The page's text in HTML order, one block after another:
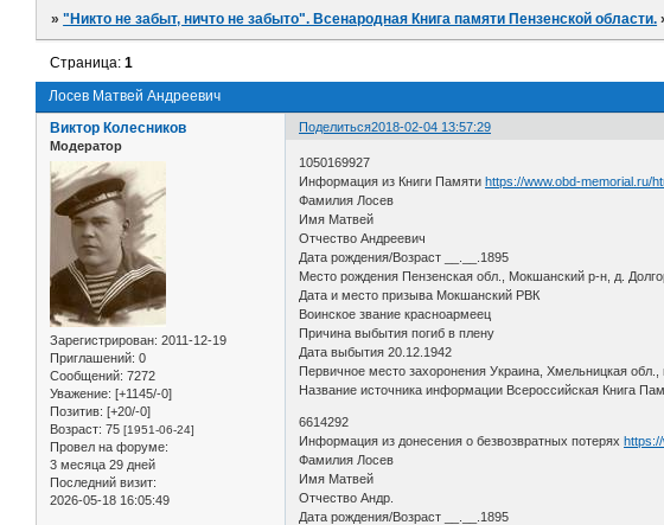
»"Никто не забыт, ничто не забыто". Всенародная Книга памяти Пензенской области.
Лосев Матвей Андреевич
Страница:1
Поделиться2018-02-04 13:57:29
Виктор Колесников
Модератор
Зарегистрирован: 2011-12-19
Приглашений: 0
Сообщений: 7272
Уважение: [+1145/-0]
Позитив: [+20/-0]
Возраст: 75 [1951-06-24]
Провел на форуме:
3 месяца 29 дней
Последний визит:
2026-05-18 16:05:49
1050169927
Информация из Книги Памятиhttps://www.obd-memorial.ru/
Фамилия Лосев
Имя Матвей
Отчество Андреевич
Дата рождения/Возраст __.__.1895
Место рождения Пензенская обл., Мокшанский р-н, д.
Дата и место призыва Мокшанский РВК
Воинское звание красноармеец
Причина выбытия погиб в плену
Дата выбытия 20.12.1942
Первичное место захоронения Украина, Хмельницкая обл.,
Название источника информации Всероссийская Книга
6614292
Информация из донесения о безвозвратных потерях
Фамилия Лосев
Имя Матвей
Отчество Андр.
Дата рождения/Возраст __.__.1895